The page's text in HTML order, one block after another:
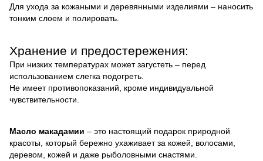
Для ухода за кожаными и деревянными изделиями – наносить
тонким слоем и полировать.
Хранение и предостережения:
При низких температурах может загустеть – перед
использованием слегка подогреть.
Не имеет противопоказаний, кроме индивидуальной
чувствительности.
Масло макадамии – это настоящий подарок природной
красоты, который бережно ухаживает за кожей, волосами,
деревом, кожей и даже рыболовными снастями.